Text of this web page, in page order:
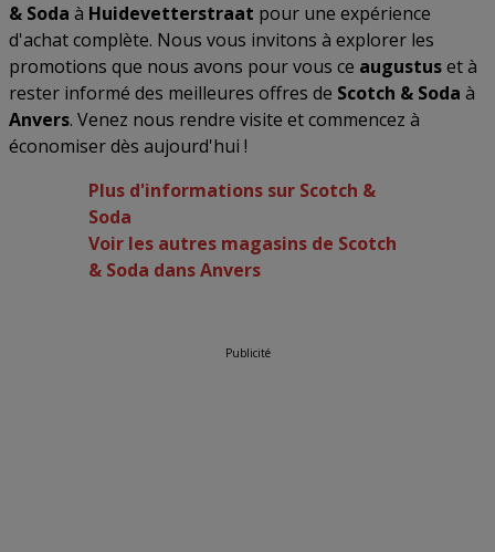
& Soda à Huidevetterstraat pour une expérience
d'achat complète. Nous vous invitons à explorer les
promotions que nous avons pour vous ce augustuset à
rester informé des meilleures offres de Scotch & Soda à
Anvers. Venez nous rendre visite et commencez à
économiser dès aujourd'hui !
Plus d'informations sur Scotch &
Soda
Voir les autres magasins de Scotch
& Soda dans Anvers
Publicité